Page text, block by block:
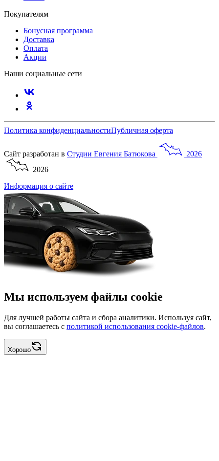
Покупателям
Бонусная программа
Доставка
Оплата
Акции
Наши социальные сети
Политика конфиденциальностиПубличная оферта
Сайт разработан в Студии Евгения Батюкова
2026
2026
Информация о сайте
Мы используем файлы cookie
Для лучшей работы сайта и сбора аналитики. Используя сайт,
вы соглашаетесь с политикой использования cookie-файлов.
Хорошо